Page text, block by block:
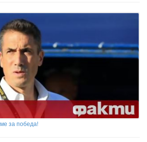
за победа!